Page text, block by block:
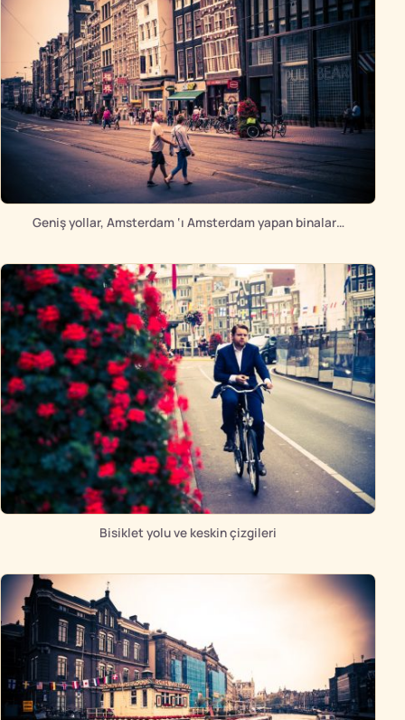
Geniş yollar, Amsterdam ‘ı Amsterdam yapan binalar…
Bisiklet yolu ve keskin çizgileri